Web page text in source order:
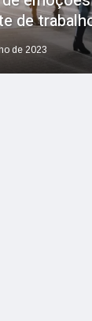
de
de 2023